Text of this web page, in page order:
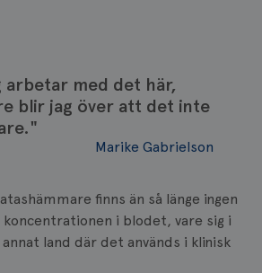
arbetar med det här,
blir jag över att det inte
Marike Gabrielson
finns än så länge ingen
i blodet, vare sig i
land där det används i klinisk